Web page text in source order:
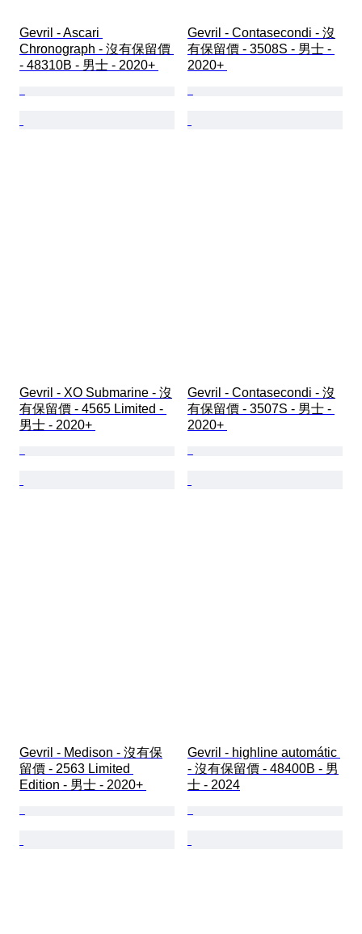
Gevril - Ascari
Chronograph - 沒有保留價
- 48310B - 男士 - 2020+
Gevril - Contasecondi - 沒
有保留價 - 3508S - 男士 -
2020+
Gevril - XO Submarine - 沒
有保留價 - 4565 Limited -
男士 - 2020+
Gevril - Contasecondi - 沒
有保留價 - 3507S - 男士 -
2020+
Gevril - Medison - 沒有保
留價 - 2563 Limited
Edition - 男士 - 2020+
Gevril - highline automátic
- 沒有保留價 - 48400B - 男
士 - 2024